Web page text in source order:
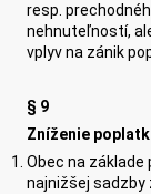
resp.
nehnuteľností,
vplyv na zánik
§ 9
Zníženie
Obec na
najnižšej sadzby